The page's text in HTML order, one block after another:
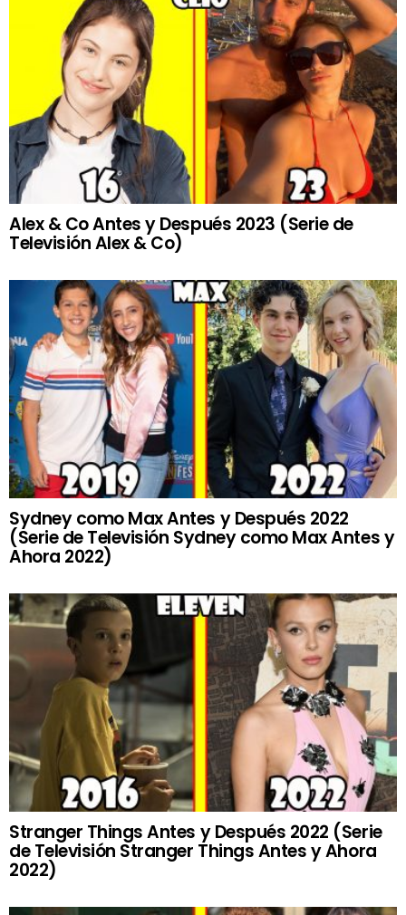
Alex & Co Antes y Después 2023 (Serie de
Televisión Alex & Co)
Sydney como Max Antes y Después 2022
(Serie de Televisión Sydney como Max Antes y
Ahora 2022)
Stranger Things Antes y Después 2022 (Serie
de Televisión Stranger Things Antes y Ahora
2022)